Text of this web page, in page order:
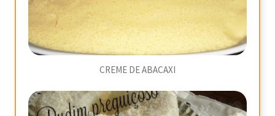
CREME DE ABACAXI